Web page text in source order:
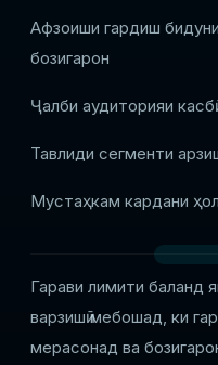
Афзоиши гардиш
бозигарон
Ҷалби аудиторияи касбӣ
Тавлиди сегменти
Мустаҳкам кардани
Гарави лимити баланд
варзишӣ мебошад, ки
мерасонад ва